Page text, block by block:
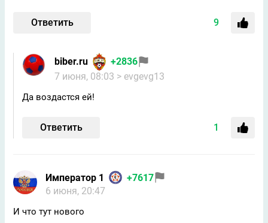
Ответить 9
biber.ru
+2836
7 июня, 08:03 > evgevg13
Да воздастся ей!
Ответить 1
Император 1
+7617
6 июня, 20:47
И что тут нового